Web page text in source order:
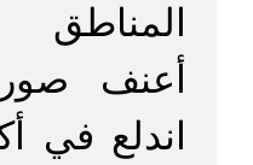
أعنف